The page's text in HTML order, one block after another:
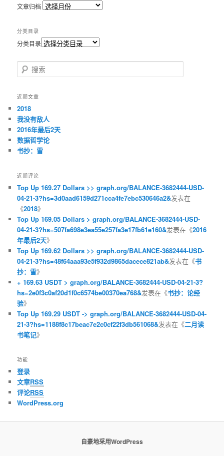
文章归档
分类目录
分类目录
搜索
近期文章
2018
我没有敌人
2016年最后2天
数据哲学论
书抄：雪
近期评论
Top Up 169.27 Dollars >> graph.org/BALANCE-3682444-USD-
04-21-3?hs=3d0aad6159d271cca4fe7ebc530646a2&发表在
《2018》
Top Up 169.05 Dollars > graph.org/BALANCE-3682444-USD-
04-21-3?hs=507fa698e3ea55e257fa3e17fb61e160&发表在《2016
年最后2天》
Top Up 169.62 Dollars >> graph.org/BALANCE-3682444-USD-
04-21-3?hs=48f64aaa93e5f932d9865dacece821ab&发表在《书
抄：雪》
+ 169.63 USDT > graph.org/BALANCE-3682444-USD-04-21-3?
hs=2e0f3c0af20d1f0c6574be00370ea768&发表在《书抄：论经
验》
Top Up 169.29 USDT -> graph.org/BALANCE-3682444-USD-04-
21-3?hs=1188f8c17beac7e2c0cf22f3db561068&发表在《二月读
书笔记》
功能
登录
文章RSS
评论RSS
WordPress.org
自豪地采用WordPress